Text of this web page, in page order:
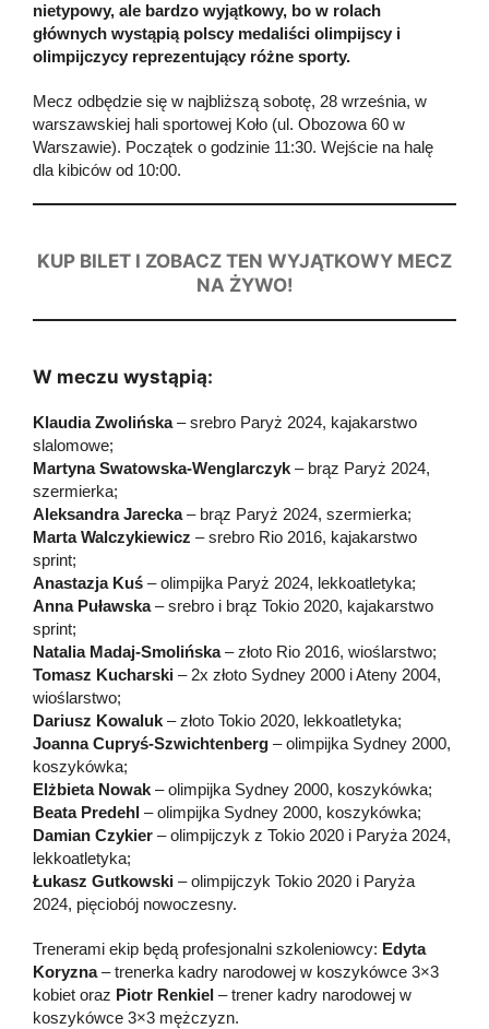
nietypowy, ale bardzo wyjątkowy, bo w rolach
głównych wystąpią polscy medaliści olimpijscy i
olimpijczycy reprezentujący różne sporty.
Mecz odbędzie się w najbliższą sobotę, 28 września, w
warszawskiej hali sportowej Koło (ul. Obozowa 60 w
Warszawie). Początek o godzinie 11:30. Wejście na halę
dla kibiców od 10:00.
KUP BILET I ZOBACZ TEN WYJĄTKOWY MECZ
NA ŻYWO!
W meczu wystąpią:
Klaudia Zwolińska– srebro Paryż 2024, kajakarstwo
slalomowe;
Martyna Swatowska-Wenglarczyk – brąz Paryż 2024,
szermierka;
Aleksandra Jarecka– brąz Paryż 2024, szermierka;
Marta Walczykiewicz – srebro Rio 2016, kajakarstwo
sprint;
Anastazja Kuś – olimpijka Paryż 2024, lekkoatletyka;
Anna Puławska– srebro i brąz Tokio 2020, kajakarstwo
sprint;
Natalia Madaj-Smolińska– złoto Rio 2016, wioślarstwo;
Tomasz Kucharski – 2x złoto Sydney 2000 i Ateny 2004,
wioślarstwo;
Dariusz Kowaluk – złoto Tokio 2020, lekkoatletyka;
Joanna Cupryś-Szwichtenberg – olimpijka Sydney 2000,
koszykówka;
Elżbieta Nowak – olimpijka Sydney 2000, koszykówka;
Beata Predehl – olimpijka Sydney 2000, koszykówka;
Damian Czykier – olimpijczyk z Tokio 2020 i Paryża 2024,
lekkoatletyka;
Łukasz Gutkowski – olimpijczyk Tokio 2020 i Paryża
2024, pięciobój nowoczesny.
Trenerami ekip będą profesjonalni szkoleniowcy: Edyta
Koryzna– trenerka kadry narodowej w koszykówce 3×3
kobiet oraz Piotr Renkiel – trener kadry narodowej w
koszykówce 3×3 mężczyzn.